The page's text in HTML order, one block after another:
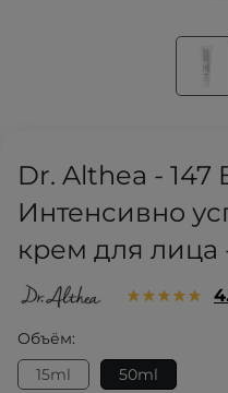
Dr. Althea - 147
Интенсивно
крем для лица
Объём:
15ml
50ml